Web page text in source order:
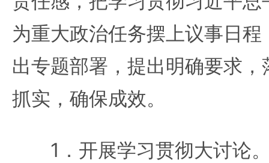
为重大政治任务摆上议事日
出专题部署，提出明确要求
抓实，确保成效。
1．开展学习贯彻大讨论。